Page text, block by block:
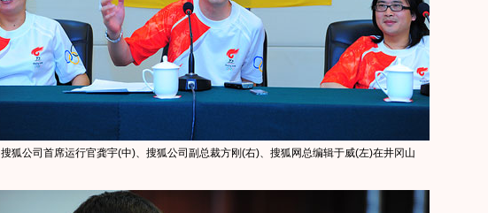
搜狐公司首席运行官龚宇(中)、搜狐公司副总裁方刚(右)、搜狐网总编辑于威(左)在井冈山